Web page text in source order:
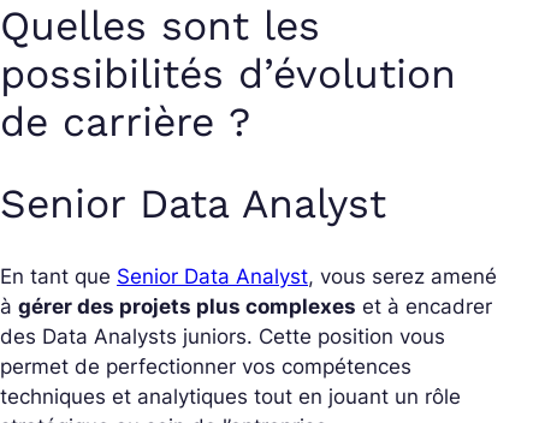
Quelles sont les
possibilités d’évolution
de carrière ?
Senior Data Analyst
En tant que Senior Data Analyst, vous serez amené
à gérer des projets plus complexes et à encadrer
des Data Analysts juniors. Cette position vous
permet de perfectionner vos compétences
techniques et analytiques tout en jouant un rôle